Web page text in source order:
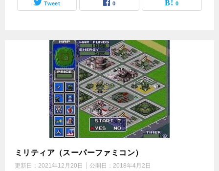
Tweet 0 0
ミリティア（スーパーファミコン）
更新日： 2021年12月20日 公開日： 2018年4月2日